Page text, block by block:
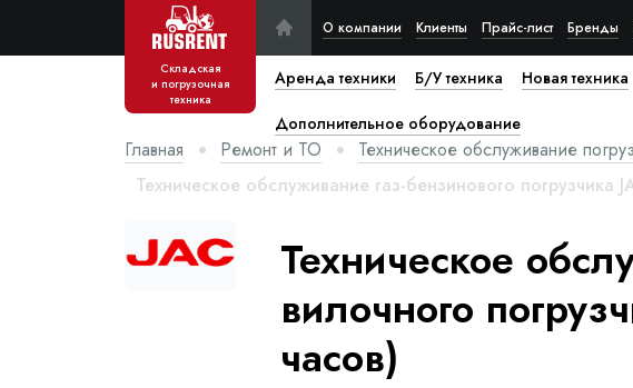
Складская
и погрузочная
техника
О компании Клиенты Прайс-лист Бренды
Аренда техники Б/У техника Новая техника
Дополнительное оборудование
Главная Ремонт и ТО
Техническое обслуживание
Техническое обслуживание газ-бензинового погрузчика
Техническое
вилочного
часов)